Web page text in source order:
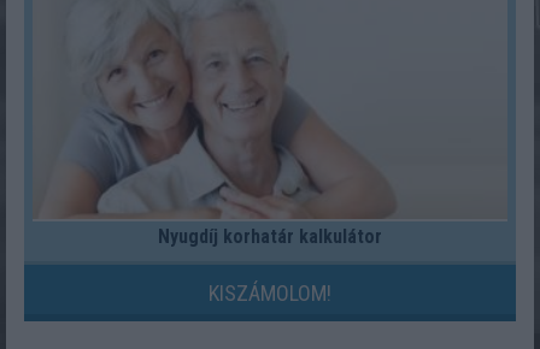
Nyugdíj korhatár kalkulátor
KISZÁMOLOM!